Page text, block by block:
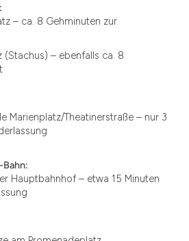
– ca. 8 Gehminuten zur
(Stachus) – ebenfalls ca. 8
Marienplatz/Theatinerstraße – nur 3
Hauptbahnhof – etwa 15 Minuten